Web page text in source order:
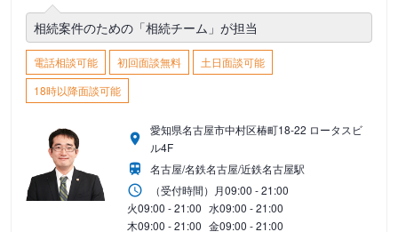
相続案件のための「相続チーム」が担当
電話相談可能 初回面談無料
土日面談可能
18時以降面談可能
愛知県名古屋市中村区椿町18-22 ロータスビ
ル4F
名古屋/名鉄名古屋/近鉄名古屋駅
（受付時間） 月09:00 - 21:00
火09:00 - 21:00 水09:00 - 21:00
木09:00 - 21:00 金09:00 - 21:00